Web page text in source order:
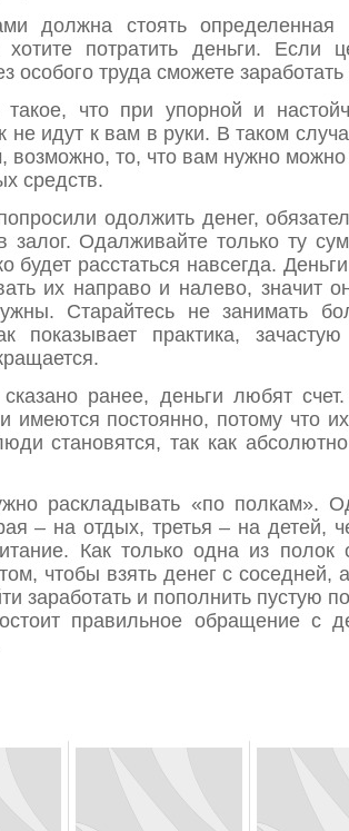
должна стоять определенная
потратить деньги. Если
особого труда сможете заработать
что при упорной и
не идут к вам в руки. В таком
возможно, то, что вам нужно
средств.
одолжить денег,
залог. Одалживайте только ту
будет расстаться навсегда.
их направо и налево, значит
Старайтесь не занимать
показывает практика,
ранее, деньги любят
имеются постоянно, потому что
становятся, так как
раскладывать «по полкам».
– на отдых, третья – на детей,
Как только одна из полок
чтобы взять денег с соседней,
заработать и пополнить пустую
правильное обращение с